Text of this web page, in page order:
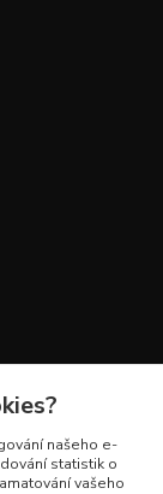
našeho e-
statistik o
vašeho